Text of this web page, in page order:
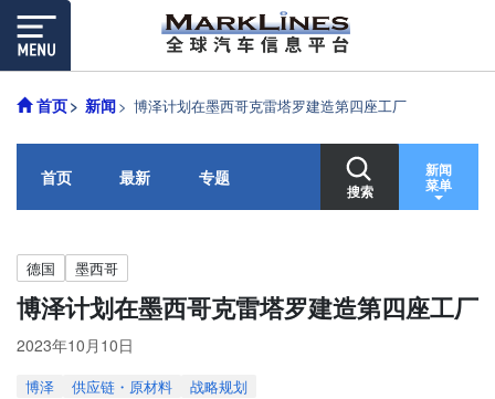
首页 新闻 博泽计划在墨西哥克雷塔罗建造第四座工厂
首页 最新 专题
搜索
新闻
菜单
德国 墨西哥
博泽计划在墨西哥克雷塔罗建造第四座工厂
2023年10月10日
博泽 供应链・原材料 战略规划